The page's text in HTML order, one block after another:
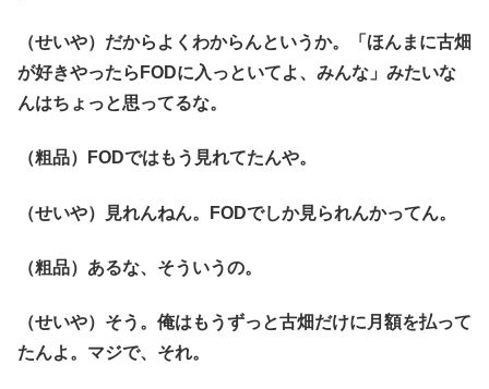
（せいや）だからよくわからんというか。「ほんまに古畑
が好きやったらFODに入っといてよ、みんな」みたいな
んはちょっと思ってるな。
（粗品）FODではもう見れてたんや。
（せいや）見れんねん。FODでしか見られんかってん。
（粗品）あるな、そういうの。
（せいや）そう。俺はもうずっと古畑だけに月額を払って
たんよ。マジで、それ。